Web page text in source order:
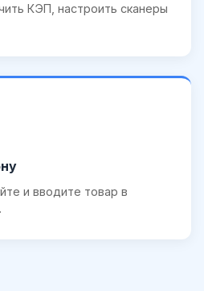
КЭП, настроить сканеры
и вводите товар в